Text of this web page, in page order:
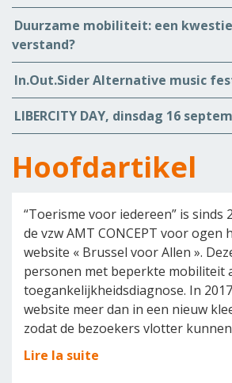
Duurzame mobiliteit: een
verstand?
In.Out.Sider Alternative music
LIBERCITY DAY, dinsdag 16
Hoofdartikel
“Toerisme voor iedereen” is sinds
de vzw AMT CONCEPT voor ogen
website « Brussel voor Allen ».
personen met beperkte mobiliteit
toegankelijkheidsdiagnose. In
website meer dan in een nieuw
zodat de bezoekers vlotter
Lire la suite